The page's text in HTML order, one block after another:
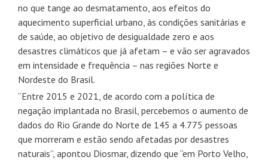
no que tange ao desmatamento, aos efeitos do
aquecimento superficial urbano, às condições sanitárias e
de saúde, ao objetivo de desigualdade zero e aos
desastres climáticos que já afetam – e vão ser agravados
em intensidade e frequência – nas regiões Norte e
Nordeste do Brasil.
“Entre 2015 e 2021, de acordo com a política de
negação implantada no Brasil, percebemos o aumento de
dados do Rio Grande do Norte de 145 a 4.775 pessoas
que morreram e estão sendo afetadas por desastres
naturais”, apontou Diosmar, dizendo que “em Porto Velho,